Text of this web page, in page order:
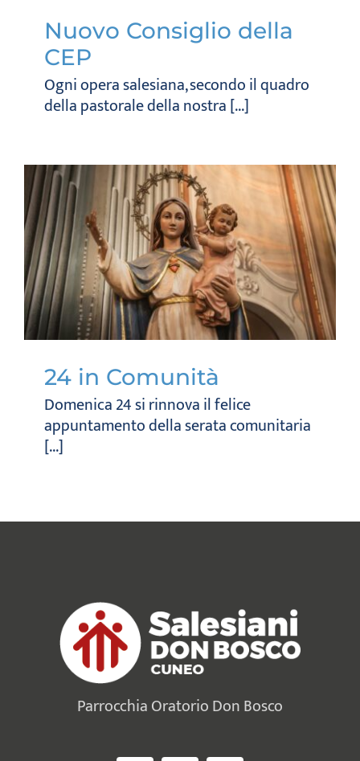
Nuovo Consiglio della
CEP
Ogni opera salesiana, secondo il quadro
della pastorale della nostra [...]
24 in Comunità
Domenica 24 si rinnova il felice
appuntamento della serata comunitaria
[...]
Parrocchia Oratorio Don Bosco